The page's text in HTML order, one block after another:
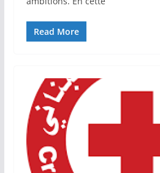
Read More